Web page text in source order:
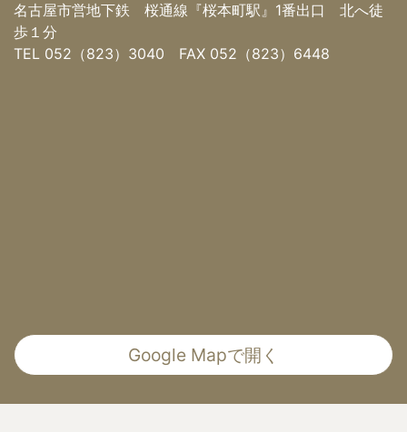
名古屋市営地下鉄 桜通線『桜本町駅』1番出口 北へ徒
歩１分
TEL 052（823）3040 FAX 052（823）6448
Google Mapで開く